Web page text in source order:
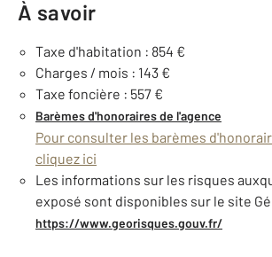
À savoir
Taxe d'habitation : 854 €
Charges / mois : 143 €
Taxe foncière : 557 €
Barèmes d'honoraires de l'agence
Pour consulter les barèmes
cliquez ici
Les informations sur les risques
exposé sont disponibles sur le site
https://www.georisques.gouv.fr/